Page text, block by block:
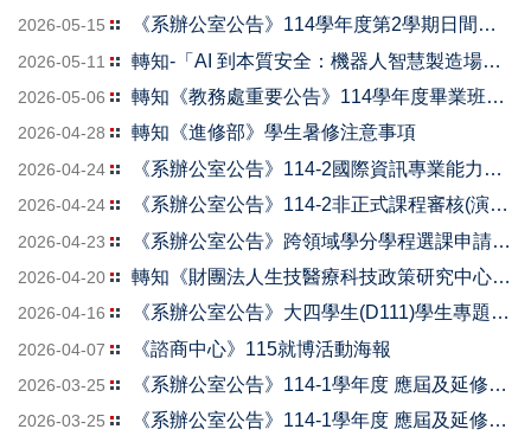
2026-05-15 《系辦公室公告》114學年度第2學期日間部系週會。
2026-05-11 轉知-「AI 到本質安全：機器人智慧製造場域探索實務班」活動資訊
2026-05-06 轉知《教務處重要公告》114學年度畢業班同學領取學位證書相關事宜
2026-04-28 轉知《進修部》學生暑修注意事項
2026-04-24 《系辦公室公告》114-2國際資訊專業能力認證(畢業門檻)-線上或紙本收件日期。
2026-04-24 《系辦公室公告》114-2非正式課程審核(演講、社團活動、競賽)-線上申請日期
2026-04-23 《系辦公室公告》跨領域學分學程選課申請流程(D114)
2026-04-20 轉知《財團法人生技醫療科技政策研究中心》-第23屆國家新創獎-自即日起至7月31日受理參賽申請
2026-04-16 《系辦公室公告》大四學生(D111)學生專題文件繳交暨費用申請
2026-04-07 《諮商中心》115就博活動海報
2026-03-25 《系辦公室公告》114-1學年度 應屆及延修生 畢業門檻未通過名單-證照
2026-03-25 《系辦公室公告》114-1學年度 應屆及延修生 畢業門檻未通過名單-非正式課程